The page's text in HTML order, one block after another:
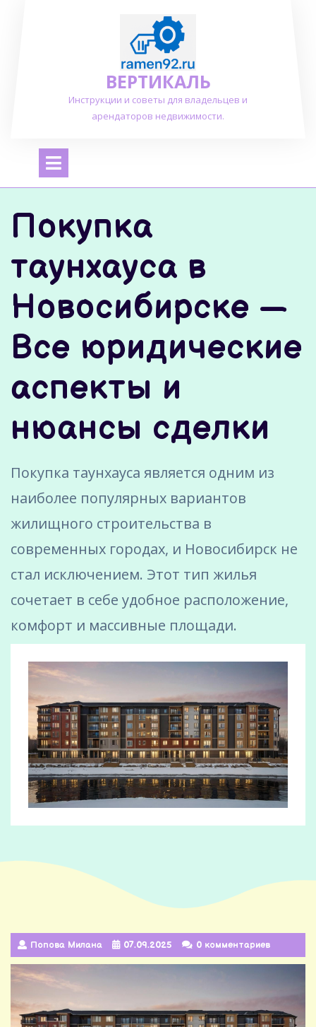
ВЕРТИКАЛЬ
Инструкции и советы для владельцев и
арендаторов недвижимости.
Открыть
Покупка
таунхауса в
Новосибирске —
Все юридические
аспекты и
нюансы сделки
Покупка таунхауса является одним из
наиболее популярных вариантов
жилищного строительства в
современных городах, и Новосибирск не
стал исключением. Этот тип жилья
сочетает в себе удобное расположение,
комфорт и массивные площади.
Попова Милана 07.09.2025 0 комментариев